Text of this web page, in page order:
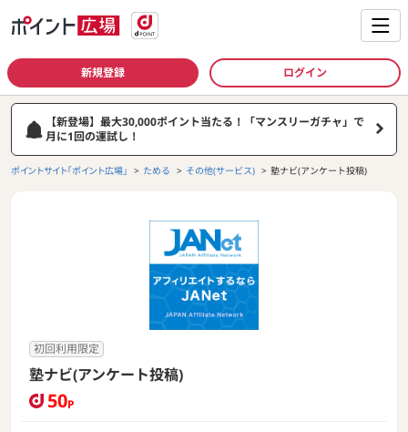
新規登録 ログイン
【新登場】最大30,000ポイント当たる！「マンスリーガチャ」で
月に1回の運試し！
ポイントサイト「ポイント広場」 ためる その他(サービス) 塾ナビ(アンケート投稿)
初回利用限定
塾ナビ(アンケート投稿)
50P